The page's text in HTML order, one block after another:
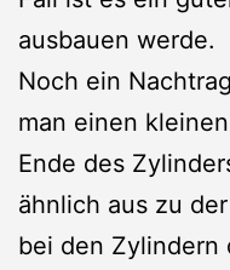
ausbauen werde.
Noch ein
man einen
Ende des
ähnlich aus zu
bei den Zylindern